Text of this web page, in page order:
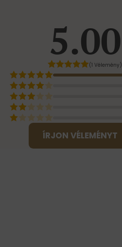
5.00
(1 Vélemény)
ÍRJON VÉLEMÉNYT